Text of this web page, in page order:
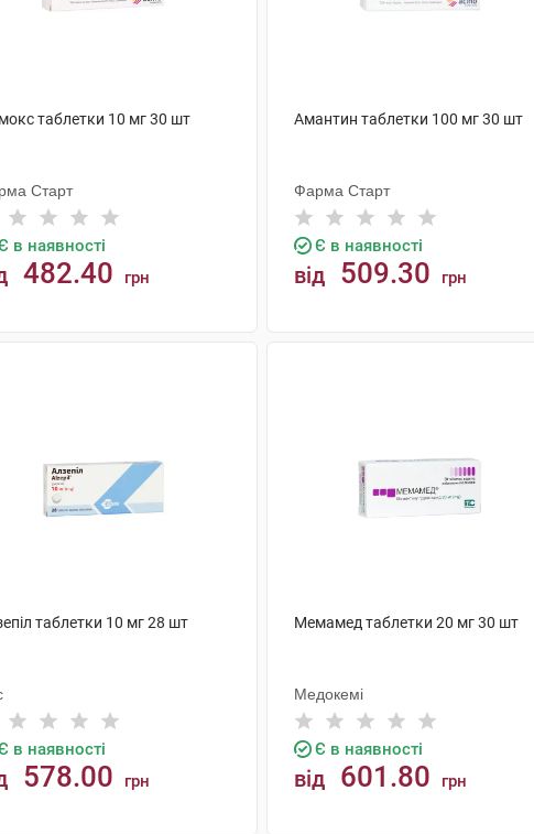
таблетки 10 мг 30 шт
Старт
в наявності
482.40 грн
Амантин таблетки 100 мг 30 шт
Фарма Старт
Є в наявності
від 509.30 грн
таблетки 10 мг 28 шт
в наявності
578.00 грн
Мемамед таблетки 20 мг 30 шт
Медокемі
Є в наявності
від 601.80 грн